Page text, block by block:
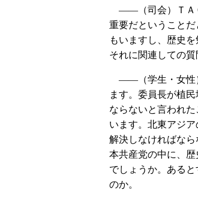
――（司会）ＴＡ
重要だということ
もいますし、歴史
それに関連しての質
――（学生・女性
ます。委員長が植
ならないと言われ
います。北東アジ
解決しなければな
本共産党の中に、
でしょうか。ある
のか。